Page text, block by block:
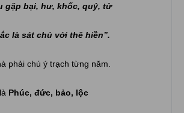
gặp bại, hư, khốc, quỷ, tử
là sát chủ với thê hiền”.
phải chú ý trạch từng năm.
Phúc, đức, bảo, lộc